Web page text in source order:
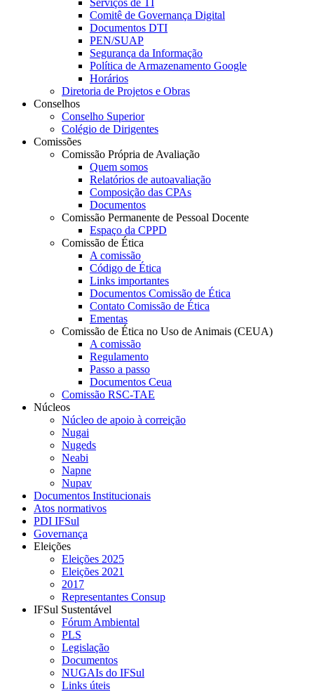
Comitê de Governança Digital
Documentos DTI
PEN/SUAP
Segurança da Informação
Política de Armazenamento Google
Horários
Diretoria de Projetos e Obras
Conselhos
Conselho Superior
Colégio de Dirigentes
Comissões
Comissão Própria de Avaliação
Quem somos
Relatórios de autoavaliação
Composição das CPAs
Documentos
Comissão Permanente de Pessoal Docente
Espaço da CPPD
Comissão de Ética
A comissão
Código de Ética
Links importantes
Documentos Comissão de Ética
Contato Comissão de Ética
Ementas
Comissão de Ética no Uso de Animais (CEUA)
A comissão
Regulamento
Passo a passo
Documentos Ceua
Comissão RSC-TAE
Núcleos
Núcleo de apoio à correição
Nugai
Nugeds
Neabi
Napne
Nupav
Documentos Institucionais
Atos normativos
PDI IFSul
Governança
Eleições
Eleições 2025
Eleições 2021
2017
Representantes Consup
IFSul Sustentável
Fórum Ambiental
PLS
Legislação
Documentos
NUGAIs do IFSul
Links úteis